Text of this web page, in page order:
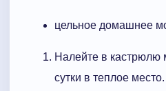
цельное домашнее
Налейте в кастрюлю
сутки в теплое место.